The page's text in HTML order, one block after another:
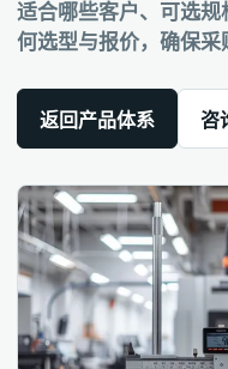
适合哪些客户、可选
何选型与报价，确保采
返回产品体系 咨